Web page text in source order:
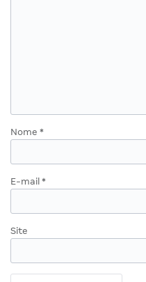
Nome *
E-mail *
Site